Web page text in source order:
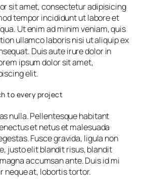
sit amet, consectetur adipisicing
tempor incididunt ut labore et
Ut enim ad minim veniam, quis
ullamco laboris nisi ut aliquip ex
Duis aute irure dolor in
ipsum dolor sit amet,
elit.
to every project
nulla. Pellentesque habitant
et netus et malesuada
Fusce gravida, ligula non
justo elit blandit risus, blandit
accumsan ante. Duis id mi
neque at, lobortis tortor.